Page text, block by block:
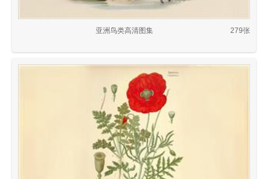
亚洲鸟类高清图集 279张